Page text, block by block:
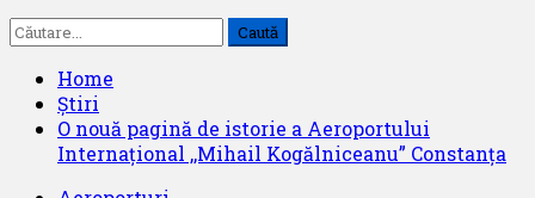
Caută
după:
Home
Știri
O nouă pagină de istorie a Aeroportului
Internațional ,,Mihail Kogălniceanu” Constanța